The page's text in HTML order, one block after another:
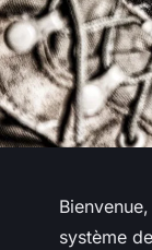
Bienvenue,
système